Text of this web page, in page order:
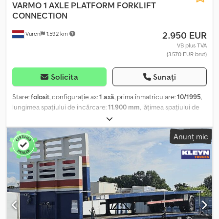
Vuren 1.592 km
VARMO1 AXLE PLATFORM FORKLIFT
CONNECTION
2.950 EUR
VB plus TVA
(3.570 EUR brut)
Solicita Sunați
Stare:folosit, configurație ax:1 axă, prima înmatriculare:10/1995,
lungimea spațiului de încărcare:11.900 mm, lățimea spațiului de
, înălțime spațiu de încărcare:
lungime totală:12.000 mm, lățime totală:2.550 mm, înălțime totală:
3.100 mm, suspensie:aer , dimensiunea anvelopei: 275/70R22,5 ,
culoare:altul, An de fabricație: 1995 , Dotări: ABS, Număr de axe: 1,
Anvelope duble, Greutate proprie: 6100 kg, Greutate brută: 16000
kg, Tipul șasiului: Șasiu complet, Dimensiunea bolțului de remorcă:
2 țoli, Tipul suspensiei: Suspensie pneumatică completă, ABS, Anul
construcției caroseriei: 1995, Tipul axei: BPW, CONECTARE
KOOIAAP = Informații suplimentare = Informații generale Cabină:
Zi Numărul de înmatriculare: KLEYN1 Trenul de rulare Tipul de
Anunț mic